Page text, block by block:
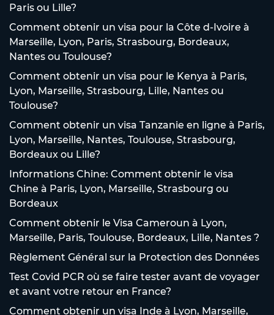
Paris ou Lille?
Comment obtenir un visa pour la Côte d-Ivoire à
Marseille, Lyon, Paris, Strasbourg, Bordeaux,
Nantes ou Toulouse?
Comment obtenir un visa pour le Kenya à Paris,
Lyon, Marseille, Strasbourg, Lille, Nantes ou
Toulouse?
Comment obtenir un visa Tanzanie en ligne à Paris,
Lyon, Marseille, Nantes, Toulouse, Strasbourg,
Bordeaux ou Lille?
Informations Chine: Comment obtenir le visa
Chine à Paris, Lyon, Marseille, Strasbourg ou
Bordeaux
Comment obtenir le Visa Cameroun à Lyon,
Marseille, Paris, Toulouse, Bordeaux, Lille, Nantes ?
Règlement Général sur la Protection des Données
Test Covid PCR où se faire tester avant de voyager
et avant votre retour en France?
Comment obtenir un visa Inde à Lyon, Marseille,